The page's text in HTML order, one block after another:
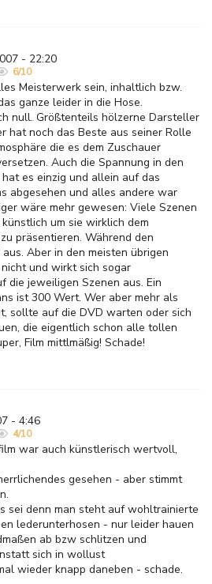
- 22:20
6/10
Meisterwerk sein, inhaltlich bzw.
ganze leider in die Hose.
null. Größtenteils hölzerne Darsteller
hat noch das Beste aus seiner Rolle
die es dem Zuschauer
Auch die Spannung in den
es einzig und allein auf das
abgesehen und alles andere war
wäre mehr gewesen: Viele Szenen
um sie wirklich dem
präsentieren. Während den
Aber in den meisten übrigen
und wirkt sich sogar
die jeweiligen Szenen aus. Ein
ist 300 Wert. Wer aber mehr als
sollte auf die DVD warten oder sich
die eigentlich schon alle tollen
Film mittlmäßig! Schade!
- 4:46
4/10
war auch künstlerisch wertvoll,
gesehen - aber stimmt
sei denn man steht auf wohltrainierte
lederunterhosen - nur leider hauen
ab bzw schlitzen und
sich in wollust
wieder knapp daneben - schade.